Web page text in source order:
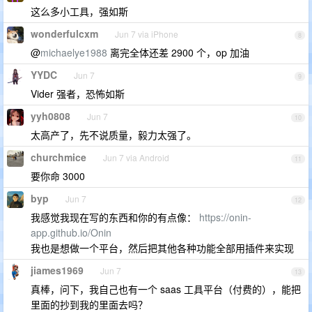
这么多小工具，强如斯
8
wonderfulcxm Jun 7 via iPhone
@michaelye1988 离完全体还差 2900 个，op 加油
9
YYDC Jun 7
Vider 强者，恐怖如斯
10
yyh0808 Jun 7
太高产了，先不说质量，毅力太强了。
11
churchmice Jun 7 via Android
要你命 3000
12
byp Jun 7
我感觉我现在写的东西和你的有点像： https://onin-
app.github.io/Onin
我也是想做一个平台，然后把其他各种功能全部用插件来实现
13
jiames1969 Jun 7
真棒，问下，我自己也有一个 saas 工具平台（付费的），能把
里面的抄到我的里面去吗？